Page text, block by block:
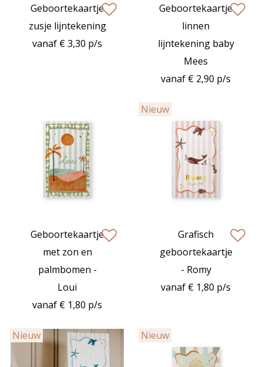
Geboortekaartje
zusje lijntekening
vanaf € 3,30 p/s
Geboortekaartje
linnen
lijntekening baby
Mees
vanaf € 2,90 p/s
Geboortekaartje
met zon en
palmbomen -
Loui
vanaf € 1,80 p/s
Nieuw
Grafisch
geboortekaartje
- Romy
vanaf € 1,80 p/s
Nieuw Nieuw